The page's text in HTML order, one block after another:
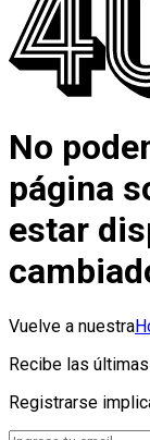
No
página
estar
Vuelve a nuestra
Recibe las
Registrarse